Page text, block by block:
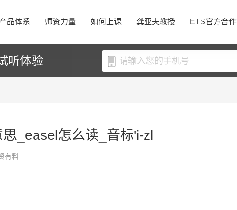
产品体系 师资力量 如何上课 龚亚夫教授 ETS官方合作
听体验
_easel怎么读_音标'i-zl
有料